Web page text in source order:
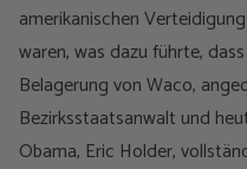
amerikanischen
waren, was dazu führte,
Belagerung von Waco,
Bezirksstaatsanwalt und
Obama, Eric Holder,